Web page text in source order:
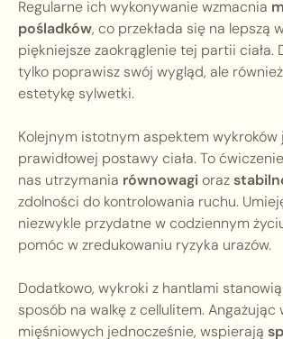
Regularne ich wykonywanie wzmacnia
pośladków, co przekłada się na lepszą
piękniejsze zaokrąglenie tej partii ciała.
tylko poprawisz swój wygląd, ale
estetykę sylwetki.
Kolejnym istotnym aspektem wykroków
prawidłowej postawy ciała. To
nas utrzymania równowagioraz
zdolności do kontrolowania ruchu.
niezwykle przydatne w codziennym
pomóc w zredukowaniu ryzyka urazów.
Dodatkowo, wykroki z hantlami stanowią
sposób na walkę z cellulitem. Angażując
mięśniowych jednocześnie, wspierają